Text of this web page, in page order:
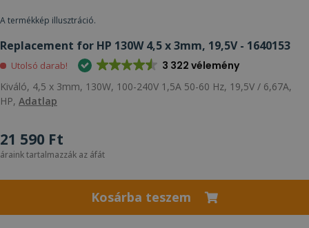
A termékkép illusztráció.
Replacement for HP 130W 4,5 x 3mm, 19,5V - 1640153
Utolsó darab! 3 322 vélemény
Kiváló, 4,5 x 3mm, 130W, 100-240V 1,5A 50-60 Hz, 19,5V / 6,67A,
HP, Adatlap
21 590 Ft
áraink tartalmazzák az áfát
Kosárba teszem